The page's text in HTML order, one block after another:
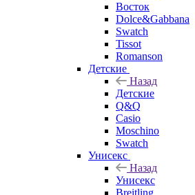
Восток
Dolce&Gabbana
Swatch
Tissot
Romanson
Детские
Назад
Детские
Q&Q
Casio
Moschino
Swatch
Унисекс
Назад
Унисекс
Breitling